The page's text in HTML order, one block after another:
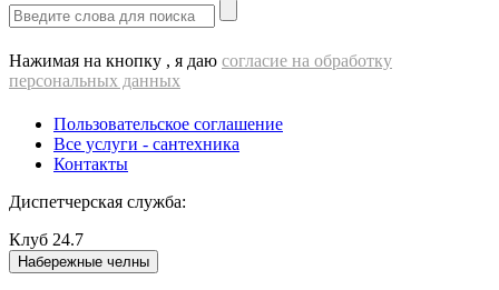
Нажимая на кнопку , я даю согласие на обработку
персональных данных
Пользовательское соглашение
Все услуги - cантехника
Контакты
Диспетчерская служба:
Клуб 24.7
Набережные челны